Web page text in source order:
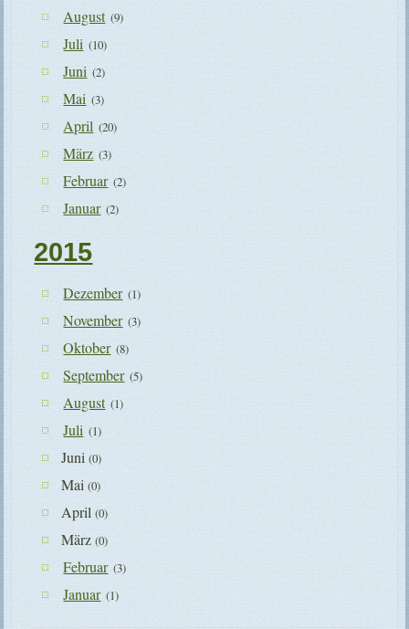
August (9)
Juli (10)
Juni (2)
Mai (3)
April (20)
März (3)
Februar (2)
Januar (2)
2015
Dezember (1)
November (3)
Oktober (8)
September (5)
August (1)
Juli (1)
Juni(0)
Mai(0)
April(0)
März(0)
Februar (3)
Januar (1)